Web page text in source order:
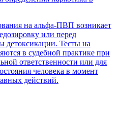
на альфа-ПВП возникает
или перед
детоксикации. Тесты на
в судебной практике при
ответственности или для
человека в момент
действий.